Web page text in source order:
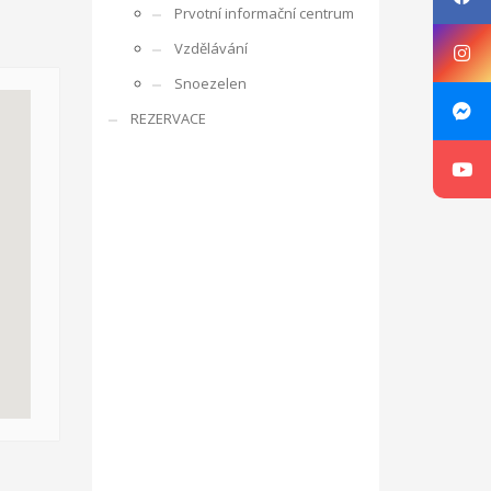
s ostatními účastníky, obdobrníky a lidmi z
je zajímá, co umí apod. V rámci projektu je
listopadu 2016 ve Zlíně v ČR, v organizaci RC
with Kamarád – Nenuda
Prvotní informační centrum
Vzdělávání
Snoezelen
REZERVACE